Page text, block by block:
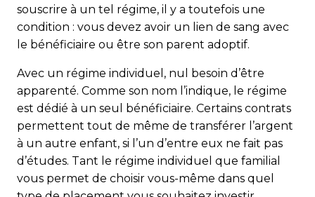
souscrire à un tel régime, il y a toutefois une
condition : vous devez avoir un lien de sang avec
le bénéficiaire ou être son parent adoptif.
Avec un régime individuel, nul besoin d’être
apparenté. Comme son nom l’indique, le régime
est dédié à un seul bénéficiaire. Certains contrats
permettent tout de même de transférer l’argent
à un autre enfant, si l’un d’entre eux ne fait pas
d’études. Tant le régime individuel que familial
vous permet de choisir vous-même dans quel